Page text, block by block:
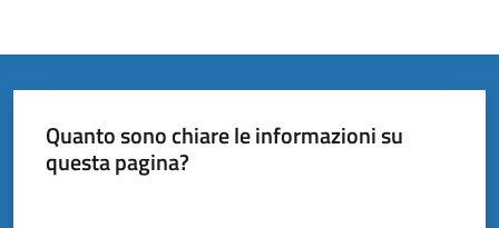
gli
argomenti...
Quanto sono chiare le informazioni su
questa pagina?